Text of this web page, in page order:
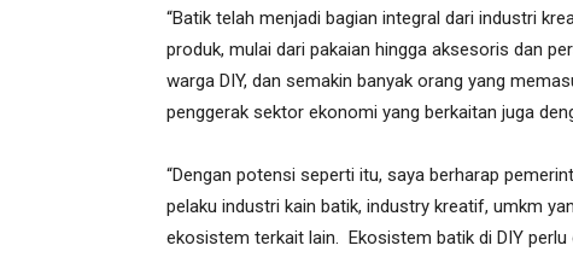
“Batik telah menjadi bagian integral dari industri
produk, mulai dari pakaian hingga aksesoris dan
warga DIY, dan semakin banyak orang yang
penggerak sektor ekonomi yang berkaitan juga
“Dengan potensi seperti itu, saya berharap
pelaku industri kain batik, industry kreatif, umkm
ekosistem terkait lain. Ekosistem batik di DIY